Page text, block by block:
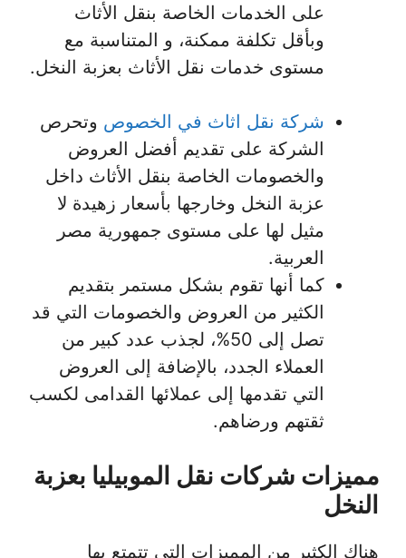
على الخدمات الخاصة بنقل الأثاث
وبأقل تكلفة ممكنة، و المتناسبة مع
مستوى خدمات نقل الأثاث بعزبة النخل.
شركة نقل اثاث في الخصوص وتحرص
الشركة على تقديم أفضل العروض
والخصومات الخاصة بنقل الأثاث داخل
عزبة النخل وخارجها بأسعار زهيدة لا
مثيل لها على مستوى جمهورية مصر
العربية.
كما أنها تقوم بشكل مستمر بتقديم
الكثير من العروض والخصومات التي قد
تصل إلى 50%، لجذب عدد كبير من
العملاء الجدد، بالإضافة إلى العروض
التي تقدمها إلى عملائها القدامى لكسب
ثقتهم ورضاهم.
مميزات شركات نقل الموبيليا بعزبة
النخل
هناك الكثير من المميزات التي تتمتع بها